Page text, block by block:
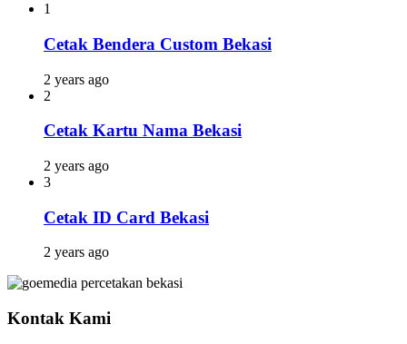
1
Cetak Bendera Custom Bekasi
2 years ago
2
Cetak Kartu Nama Bekasi
2 years ago
3
Cetak ID Card Bekasi
2 years ago
Kontak Kami